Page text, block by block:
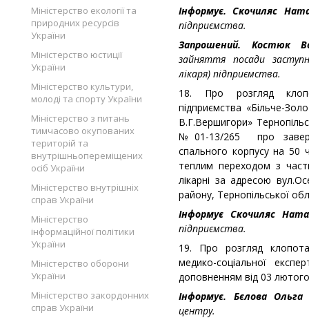
Міністерство екології та
природних ресурсів
України
Міністерство юстиції
України
Міністерство культури,
молоді та спорту України
Міністерство з питань
тимчасово окупованих
територій та
внутрішньопереміщених
осіб України
Міністерство внутрішніх
справ України
Міністерство
інформаційної політики
України
Міністерство оборони
України
Міністерство закордонних
справ України
Інформує. Скочиляс
підприємства.
Запрошений. Костюк
зайняття посади
лікаря) підприємства.
18. Про розгляд
підприємства «Більче-
В.Г.Вершигори»
№01-13/265 про
спального корпусу на 50
теплим переходом з
лікарні за адресою
району, Тернопільської
Інформує Скочиляс
підприємства.
19. Про розгляд
медико-соціальної
доповненням від 03
Інформує. Бєлова
центру.